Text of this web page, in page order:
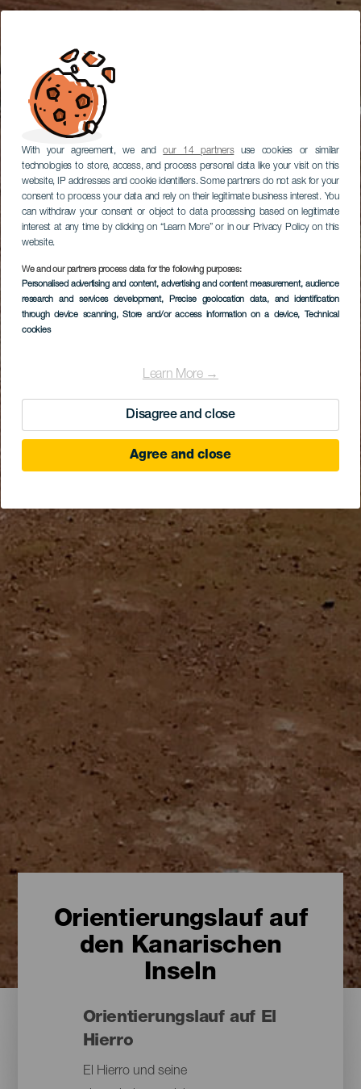
With your agreement, we andour 14 partnersuse cookies or similar
technologies to store, access, and process personal data like your visit on this
website, IP addresses and cookie identifiers. Some partners do not ask for your
consent to process your data and rely on their legitimate business interest. You
can withdraw your consent or object to data processing based on legitimate
interest at any time by clicking on “Learn More” or in our Privacy Policy on this
website.
We and our partners process data for the following purposes:
Personalised advertising and content, advertising and content measurement, audience
research and services development, Precise geolocation data, and identification
through device scanning, Store and/or access information on a device, Technical
cookies
Learn More →
Disagree and close
Agree and close
Orientierungslauf auf
den Kanarischen
Inseln
Orientierungslauf auf El
Hierro
El Hierro und seine